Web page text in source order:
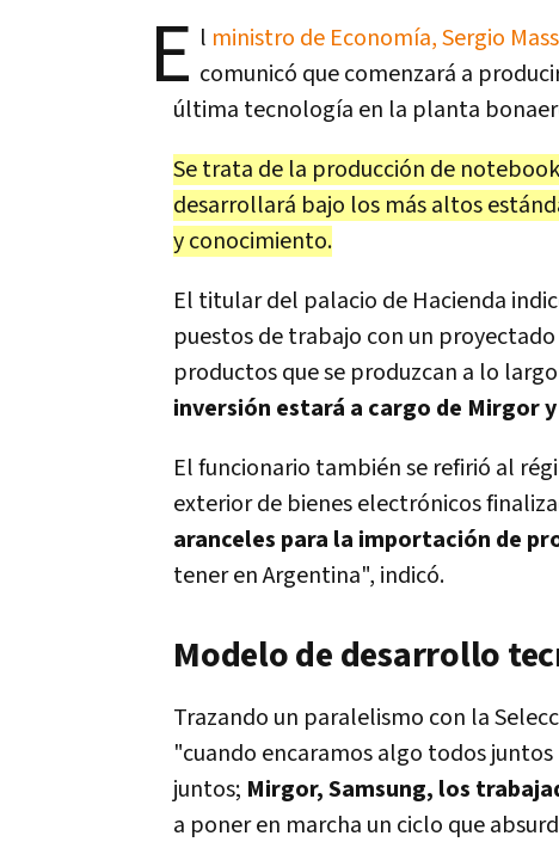
E l ministro de Economía, Sergio
comunicó que comenzará a
última tecnología en la planta
Se trata de la producción de
desarrollará bajo los más altos
y conocimiento.
El titular del palacio de Hacienda
puestos de trabajo con un
productos que se produzcan a lo
inversión estará a cargo de Mirgor y
El funcionario también se refirió al
exterior de bienes electrónicos
aranceles para la importación de
tener en Argentina", indicó.
Modelo de desarrollo
Trazando un paralelismo con la
"cuando encaramos algo todos
juntos; Mirgor, Samsung, los
a poner en marcha un ciclo que